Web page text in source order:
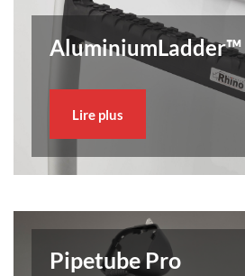
AluminiumLadder™
Lire plus
Pipetube Pro